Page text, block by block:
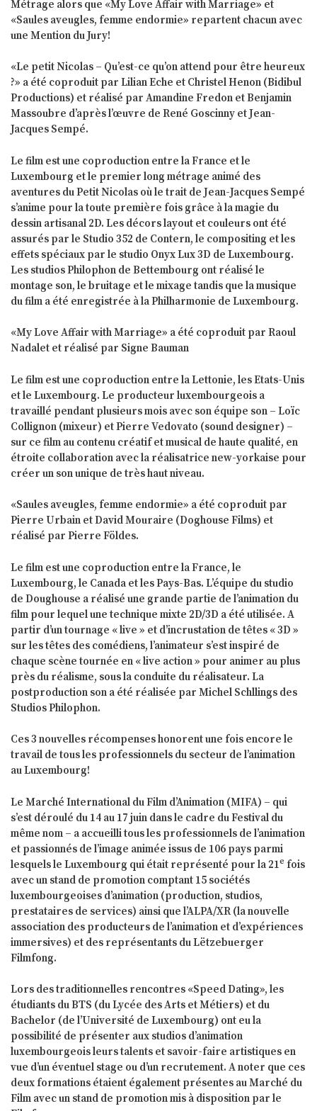
Métrage alors que «My Love Affair with Marriage» et
«Saules aveugles, femme endormie» repartent chacun avec
une Mention du Jury!
«Le petit Nicolas – Qu’est-ce qu’on attend pour être heureux
?» a été coproduit par Lilian Eche et Christel Henon (Bidibul
Productions) et réalisé par Amandine Fredon et Benjamin
Massoubre d’après l’œuvre de René Goscinny et Jean-
Jacques Sempé.
Le film est une coproduction entre la France et le
Luxembourg et le premier long métrage animé des
aventures du Petit Nicolas où le trait de Jean-Jacques Sempé
s’anime pour la toute première fois grâce à la magie du
dessin artisanal 2D. Les décors layout et couleurs ont été
assurés par le Studio 352 de Contern, le compositing et les
effets spéciaux par le studio Onyx Lux 3D de Luxembourg.
Les studios Philophon de Bettembourg ont réalisé le
montage son, le bruitage et le mixage tandis que la musique
du film a été enregistrée à la Philharmonie de Luxembourg.
«My Love Affair with Marriage» a été coproduit par Raoul
Nadalet et réalisé par Signe Bauman
Le film est une coproduction entre la Lettonie, les Etats-Unis
et le Luxembourg. Le producteur luxembourgeois a
travaillé pendant plusieurs mois avec son équipe son – Loïc
Collignon (mixeur) et Pierre Vedovato (sound designer) –
sur ce film au contenu créatif et musical de haute qualité, en
étroite collaboration avec la réalisatrice new-yorkaise pour
créer un son unique de très haut niveau.
«Saules aveugles, femme endormie» a été coproduit par
Pierre Urbain et David Mouraire (Doghouse Films) et
réalisé par Pierre Földes.
Le film est une coproduction entre la France, le
Luxembourg, le Canada et les Pays-Bas. L’équipe du studio
de Doughouse a réalisé une grande partie de l’animation du
film pour lequel une technique mixte 2D/3D a été utilisée. A
partir d’un tournage « live » et d’incrustation de têtes « 3D »
sur les têtes des comédiens, l’animateur s’est inspiré de
chaque scène tournée en « live action » pour animer au plus
près du réalisme, sous la conduite du réalisateur. La
postproduction son a été réalisée par Michel Schllings des
Studios Philophon.
Ces 3 nouvelles récompenses honorent une fois encore le
travail de tous les professionnels du secteur de l’animation
au Luxembourg!
Le Marché International du Film d’Animation (MIFA) – qui
s’est déroulé du 14 au 17 juin dans le cadre du Festival du
même nom – a accueilli tous les professionnels de l’animation
et passionnés de l’image animée issus de 106 pays parmi
lesquels le Luxembourg qui était représenté pour la 21e fois
avec un stand de promotion comptant 15 sociétés
luxembourgeoises d’animation (production, studios,
prestataires de services) ainsi que l’ALPA/XR (la nouvelle
association des producteurs de l’animation et d’expériences
immersives) et des représentants du Lëtzebuerger
Filmfong.
Lors des traditionnelles rencontres «Speed Dating», les
étudiants du BTS (du Lycée des Arts et Métiers) et du
Bachelor (de l’Université de Luxembourg) ont eu la
possibilité de présenter aux studios d’animation
luxembourgeois leurs talents et savoir-faire artistiques en
vue d’un éventuel stage ou d’un recrutement. A noter que ces
deux formations étaient également présentes au Marché du
Film avec un stand de promotion mis à disposition par le